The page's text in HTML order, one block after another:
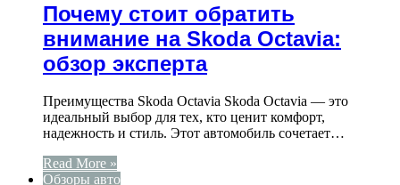
Почему стоит обратить
внимание на Skoda Octavia:
обзор эксперта
Преимущества Skoda Octavia Skoda Octavia — это
идеальный выбор для тех, кто ценит комфорт,
надежность и стиль. Этот автомобиль сочетает…
Read More »
Обзоры авто